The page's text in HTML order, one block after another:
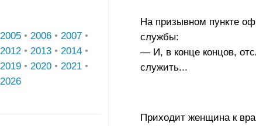
2005 • 2006 • 2007 •
2012 • 2013 • 2014 •
2019 • 2020 • 2021 •
2026
На призывном пункте
службы:
— И, в конце концов,
служить...
Приходит женщина к